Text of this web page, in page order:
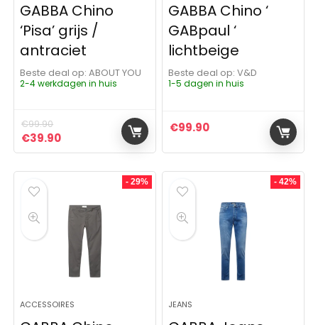
GABBA Chino
‘Pisa’ grijs /
antraciet
Beste deal op:
ABOUT YOU
2-4 werkdagen in huis
€99.90
Oorspronkelijke prijs was: €99.90.
€39.90Huidige prijs is: €39.90.
GABBA Chino ‘
GABpaul ‘
lichtbeige
Beste deal op:
V&D
1-5 dagen in huis
€99.90
- 29%
ACCESSOIRES
- 42%
JEANS